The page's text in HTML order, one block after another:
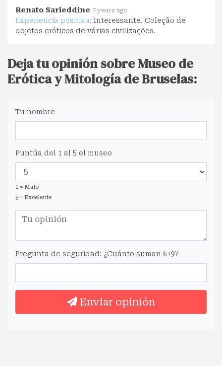
Renato Sarieddine 7 years ago
Experiencia positiva: Interessante. Coleção de
objetos eróticos de várias civilizações.
Deja tu opinión sobre Museo de
Erótica y Mitología de Bruselas:
Tu nombre
Puntúa del 1 al 5 el museo
1 = Malo
5 = Excelente
Pregunta de seguridad: ¿Cuánto suman 6+9?
Enviar opinión